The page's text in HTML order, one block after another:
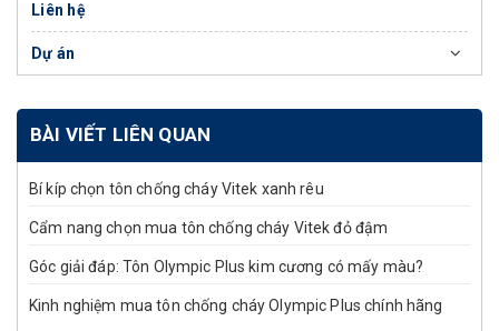
Liên hệ
Dự án
BÀI VIẾT LIÊN QUAN
Bí kíp chọn tôn chống cháy Vitek xanh rêu
Cẩm nang chọn mua tôn chống cháy Vitek đỏ đậm
Góc giải đáp: Tôn Olympic Plus kim cương có mấy màu?
Kinh nghiệm mua tôn chống cháy Olympic Plus chính hãng